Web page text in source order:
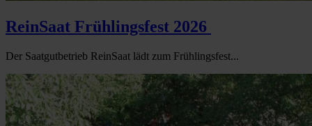
ReinSaat Frühlingsfest 2026
Der Saatgutbetrieb ReinSaat lädt zum Frühlingsfest...